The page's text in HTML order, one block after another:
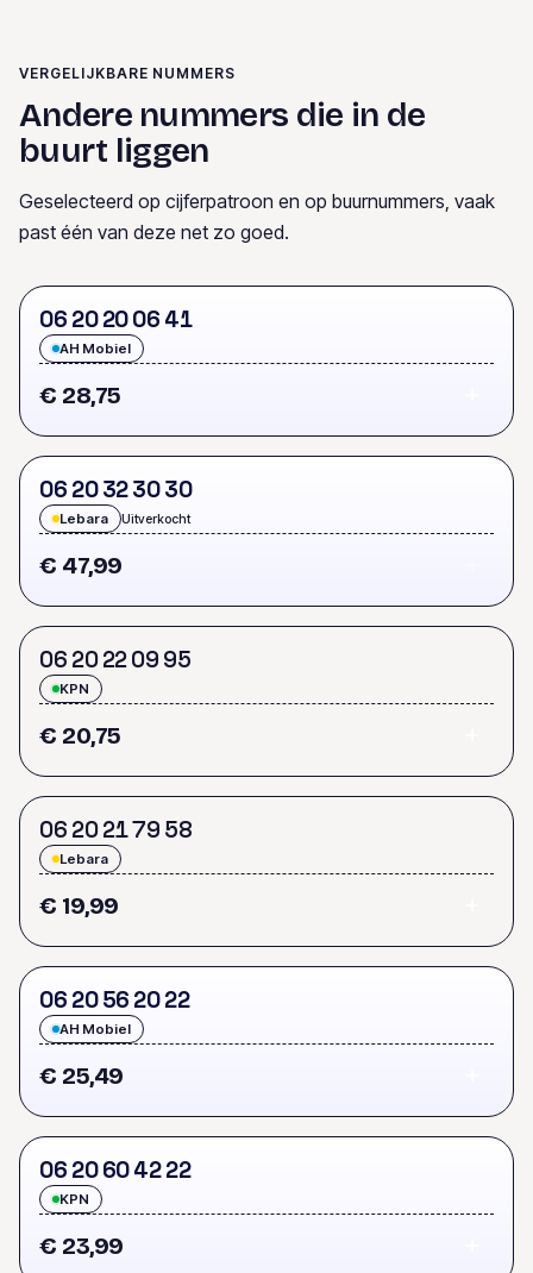
VERGELIJKBARE NUMMERS
Andere nummers die in de
buurt liggen
Geselecteerd op cijferpatroon en op buurnummers, vaak
past één van deze net zo goed.
06 202006 41
AH Mobiel
€ 28,75
06 20323030
Lebara Uitverkocht
€ 47,99
06 202209 95
KPN
€ 20,75
06 202179 58
Lebara
€ 19,99
06 2056 2022
AH Mobiel
€ 25,49
06 20604222
KPN
€ 23,99